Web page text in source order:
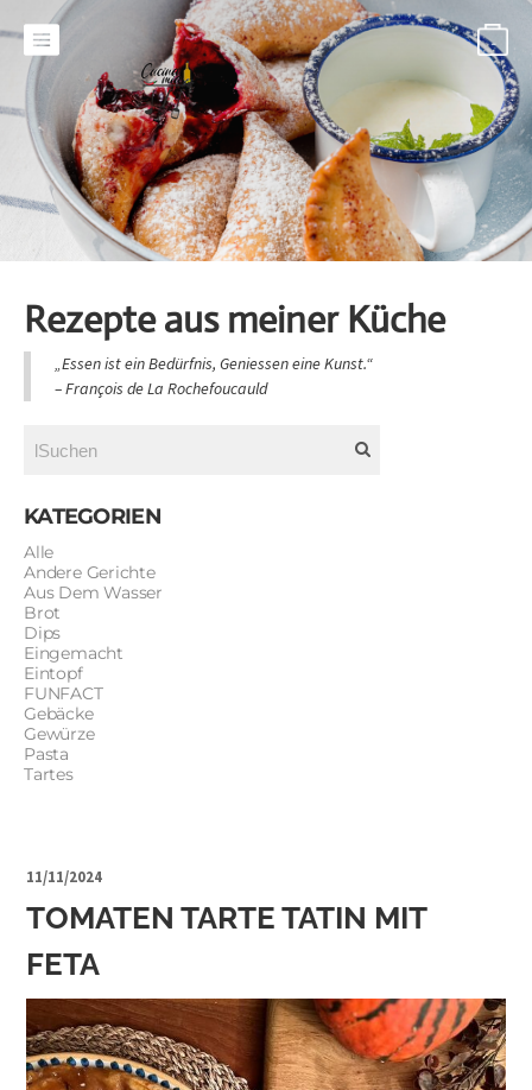
-
Rezepte aus meiner Küche
„Essen ist ein Bedürfnis, Geniessen eine Kunst.“
​– François de La Rochefoucauld
KATEGORIEN
Alle
Andere Gerichte
Aus Dem Wasser
Brot
Dips
Eingemacht
Eintopf
FUNFACT
Gebäcke
Gewürze
Pasta
Tartes
TOMATEN TARTE TATIN MIT
FETA
11/11/2024